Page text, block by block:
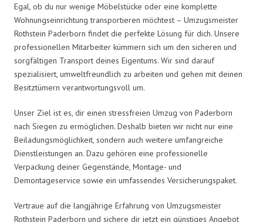
Egal, ob du nur wenige Möbelstücke oder eine komplette
Wohnungseinrichtung transportieren möchtest – Umzugsmeister
Rothstein Paderborn findet die perfekte Lösung für dich. Unsere
professionellen Mitarbeiter kümmern sich um den sicheren und
sorgfältigen Transport deines Eigentums. Wir sind darauf
spezialisiert, umweltfreundlich zu arbeiten und gehen mit deinen
Besitztümern verantwortungsvoll um.
Unser Ziel ist es, dir einen stressfreien Umzug von Paderborn
nach Siegen zu ermöglichen. Deshalb bieten wir nicht nur eine
Beiladungsmöglichkeit, sondern auch weitere umfangreiche
Dienstleistungen an. Dazu gehören eine professionelle
Verpackung deiner Gegenstände, Montage- und
Demontageservice sowie ein umfassendes Versicherungspaket.
Vertraue auf die langjährige Erfahrung von Umzugsmeister
Rothstein Paderborn und sichere dir jetzt ein günstiges Angebot